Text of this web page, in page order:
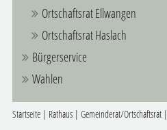
Ortschaftsrat Ellwangen
Ortschaftsrat Haslach
Bürgerservice
Wahlen
Startseite| Rathaus| Gemeinderat/Ortschaftsrat|